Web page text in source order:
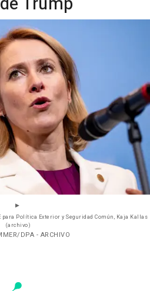
Política Exterior y Seguridad Común, Kaja Kallas
(archivo)
DPA - ARCHIVO